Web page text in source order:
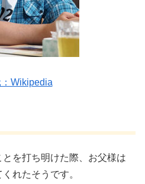
Wikipedia
を打ち明けた際、お父様は
れたそうです。